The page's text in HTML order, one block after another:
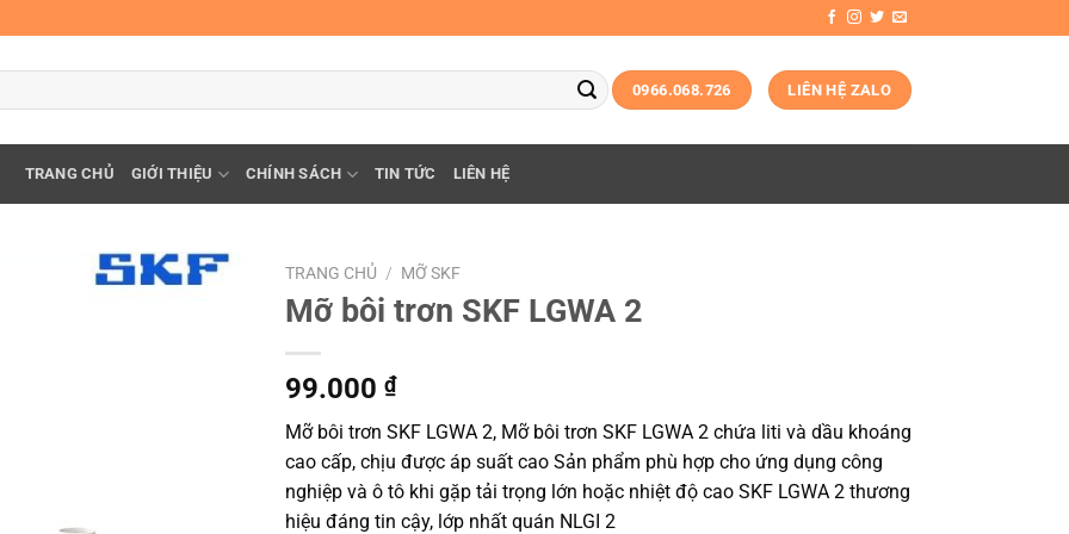
0966.068.726 LIÊN HỆ ZALO
TRANG CHỦ GIỚI THIỆU CHÍNH SÁCH TIN TỨC LIÊN HỆ
TRANG CHỦ / MỠ SKF
Mỡ bôi trơn SKF LGWA 2
99.000 ₫
Mỡ bôi trơn SKF LGWA 2, Mỡ bôi trơn SKF LGWA 2 chứa liti và dầu khoáng
cao cấp, chịu được áp suất cao Sản phẩm phù hợp cho ứng dụng công
nghiệp và ô tô khi gặp tải trọng lớn hoặc nhiệt độ cao SKF LGWA 2 thương
hiệu đáng tin cậy, lớp nhất quán NLGI 2